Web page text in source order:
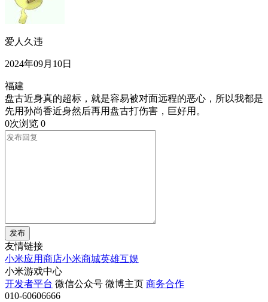
爱人久违
2024年09月10日
福建
盘古近身真的超标，就是容易被对面远程的恶心，所以我都是
先用孙尚香近身然后再用盘古打伤害，巨好用。
0次浏览 0
发布
友情链接
小米应用商店小米商城英雄互娱
小米游戏中心
开发者平台 微信公众号 微博主页 商务合作
010-60606666